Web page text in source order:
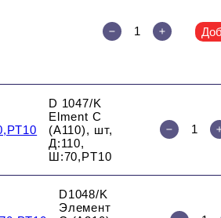
D 1047/K
Elment C
(A110), шт,
Д:110,
Ш:70,PT10
D1048/K
Элемент